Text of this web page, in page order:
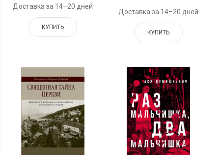
Доставка за 14–20 дней
КУПИТЬ
Доставка за 14–20 дней
КУПИТЬ